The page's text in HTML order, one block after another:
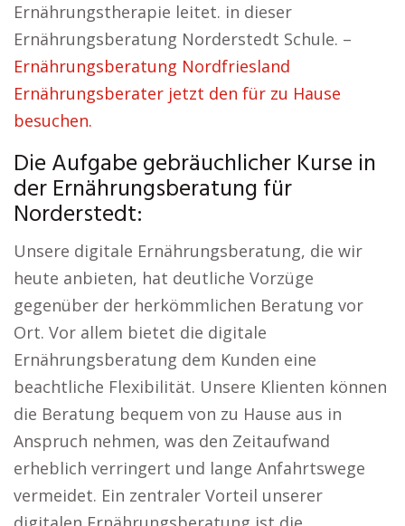
Ernährungstherapie leitet. in dieser
Ernährungsberatung Norderstedt Schule. –
Ernährungsberatung Nordfriesland
Ernährungsberater jetzt den für zu Hause
besuchen.
Die Aufgabe gebräuchlicher Kurse in
der Ernährungsberatung für
Norderstedt:
Unsere digitale Ernährungsberatung, die wir
heute anbieten, hat deutliche Vorzüge
gegenüber der herkömmlichen Beratung vor
Ort. Vor allem bietet die digitale
Ernährungsberatung dem Kunden eine
beachtliche Flexibilität. Unsere Klienten können
die Beratung bequem von zu Hause aus in
Anspruch nehmen, was den Zeitaufwand
erheblich verringert und lange Anfahrtswege
vermeidet. Ein zentraler Vorteil unserer